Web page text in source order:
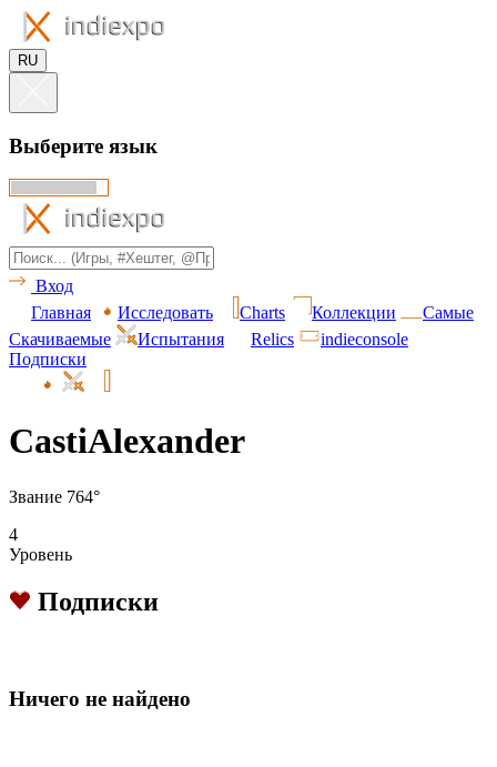
RU
Выберите язык
Вход
Главная
Исследовать Charts Коллекции
Самые
Скачиваемые
Испытания Relics
indieconsole
Подписки
CastiAlexander
Звание 764°
4
Уровень
Подписки
Hичего не найдено